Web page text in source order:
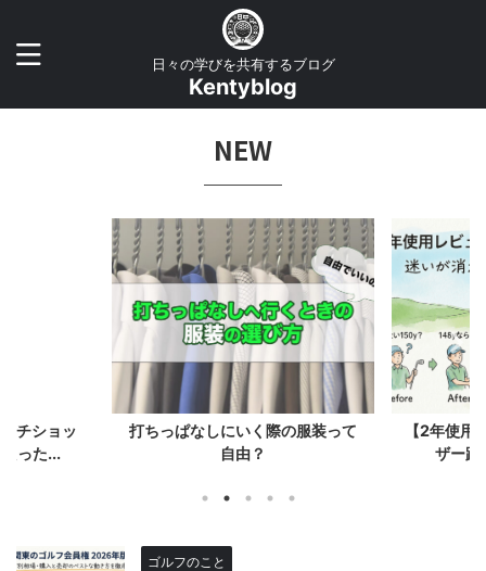
日々の学びを共有するブログ
Kentyblog
NEW
チショッ
った...
打ちっぱなしにいく際の服装って
自由？
【2年使用
ザー距
ゴルフのこと